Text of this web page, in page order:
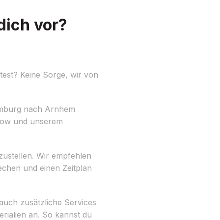
vor?
Keine Sorge, wir von
nach Arnhem
und unserem
Wir empfehlen
und einen Zeitplan
zusätzliche Services
an. So kannst du